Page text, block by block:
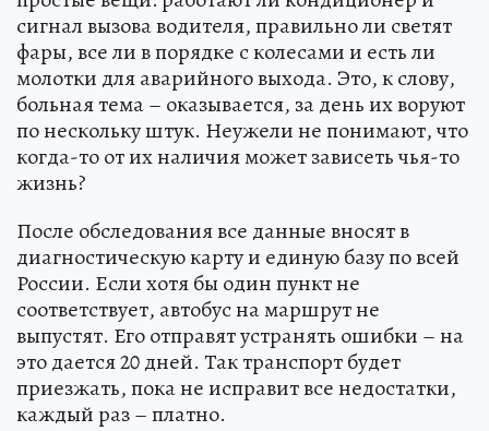
сигнал вызова водителя, правильно ли светят
фары, все ли в порядке с колесами и есть ли
молотки для аварийного выхода. Это, к слову,
больная тема – оказывается, за день их воруют
по нескольку штук. Неужели не понимают, что
когда-то от их наличия может зависеть чья-то
жизнь?
После обследования все данные вносят в
диагностическую карту и единую базу по всей
России. Если хотя бы один пункт не
соответствует, автобус на маршрут не
выпустят. Его отправят устранять ошибки – на
это дается 20 дней. Так транспорт будет
приезжать, пока не исправит все недостатки,
каждый раз – платно.